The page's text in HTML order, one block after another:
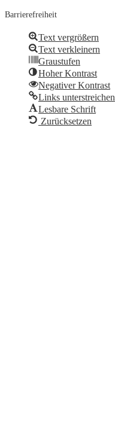
Barrierefreiheit
Text vergrößern
Text verkleinern
Graustufen
Hoher Kontrast
Negativer Kontrast
Links unterstreichen
Lesbare Schrift
Zurücksetzen